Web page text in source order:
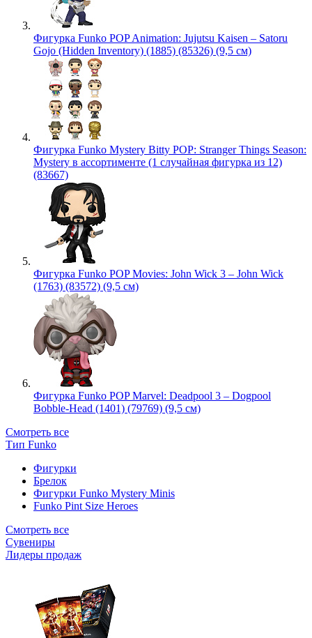
Фигурка Funko POP Animation: Jujutsu Kaisen – Satoru
Gojo (Hidden Inventory) (1885) (85326) (9,5 см)
Фигурка Funko Mystery Bitty POP: Stranger Things Season:
Mystery в ассортименте (1 случайная фигурка из 12)
(83667)
Фигурка Funko POP Movies: John Wick 3 – John Wick
(1763) (83572) (9,5 см)
Фигурка Funko POP Marvel: Deadpool 3 – Dogpool
Bobble-Head (1401) (79769) (9,5 см)
Смотреть все
Тип Funko
Фигурки
Брелок
Фигурки Funko Mystery Minis
Funko Pint Size Heroes
Смотреть все
Сувениры
Лидеры продаж